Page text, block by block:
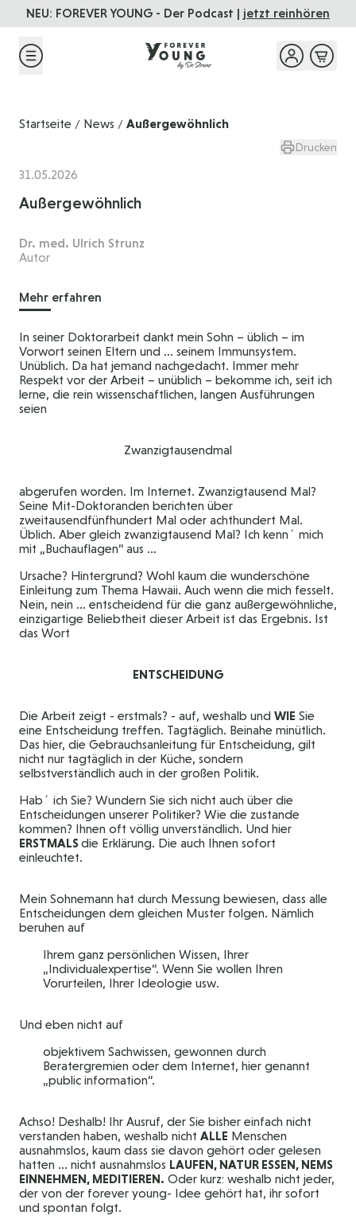
Direkt zum Inhalt
NEU: FOREVER YOUNG - Der Podcast | jetzt reinhören
Startseite / News / Außergewöhnlich
Drucken
31.05.2026
Außergewöhnlich
Dr. med. Ulrich Strunz
Autor
Mehr erfahren
In seiner Doktorarbeit dankt mein Sohn – üblich – im
Vorwort seinen Eltern und … seinem Immunsystem.
Unüblich. Da hat jemand nachgedacht. Immer mehr
Respekt vor der Arbeit – unüblich – bekomme ich, seit ich
lerne, die rein wissenschaftlichen, langen Ausführungen
seien
Zwanzigtausendmal
abgerufen worden. Im Internet. Zwanzigtausend Mal?
Seine Mit-Doktoranden berichten über
zweitausendfünfhundert Mal oder achthundert Mal.
Üblich. Aber gleich zwanzigtausend Mal? Ich kenn´ mich
mit „Buchauflagen“ aus …
Ursache? Hintergrund? Wohl kaum die wunderschöne
Einleitung zum Thema Hawaii. Auch wenn die mich fesselt.
Nein, nein … entscheidend für die ganz außergewöhnliche,
einzigartige Beliebtheit dieser Arbeit ist das Ergebnis. Ist
das Wort
ENTSCHEIDUNG
Die Arbeit zeigt - erstmals? - auf, weshalb und WIE Sie
eine Entscheidung treffen. Tagtäglich. Beinahe minütlich.
Das hier, die Gebrauchsanleitung für Entscheidung, gilt
nicht nur tagtäglich in der Küche, sondern
selbstverständlich auch in der großen Politik.
Hab´ ich Sie? Wundern Sie sich nicht auch über die
Entscheidungen unserer Politiker? Wie die zustande
kommen? Ihnen oft völlig unverständlich. Und hier
ERSTMALSdie Erklärung. Die auch Ihnen sofort
einleuchtet.
Mein Sohnemann hat durch Messung bewiesen, dass alle
Entscheidungen dem gleichen Muster folgen. Nämlich
beruhen auf
Ihrem ganz persönlichen Wissen, Ihrer
„Individualexpertise“. Wenn Sie wollen Ihren
Vorurteilen, Ihrer Ideologie usw.
Und eben nicht auf
objektivem Sachwissen, gewonnen durch
Beratergremien oder dem Internet, hier genannt
„public information“.
Achso! Deshalb! Ihr Ausruf, der Sie bisher einfach nicht
verstanden haben, weshalb nicht ALLE Menschen
ausnahmslos, kaum dass sie davon gehört oder gelesen
hatten … nicht ausnahmslos LAUFEN, NATUR ESSEN, NEMS
EINNEHMEN, MEDITIEREN. Oder kurz: weshalb nicht jeder,
der von der forever young- Idee gehört hat, ihr sofort
und spontan folgt.